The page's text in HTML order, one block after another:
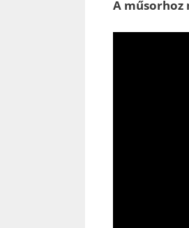
A műsorhoz